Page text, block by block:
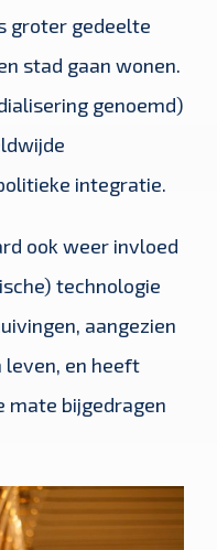
groter gedeelte
stad gaan wonen.
genoemd)
integratie.
ook weer invloed
technologie
aangezien
leven, en heeft
mate bijgedragen